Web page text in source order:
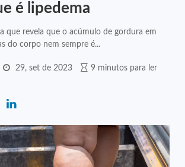
é lipedema
que revela que o acúmulo de gordura em
do corpo nem sempre é...
29, set de 2023 9 minutos para ler